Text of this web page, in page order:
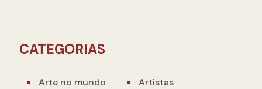
CATEGORIAS
Arte no mundo
Artistas